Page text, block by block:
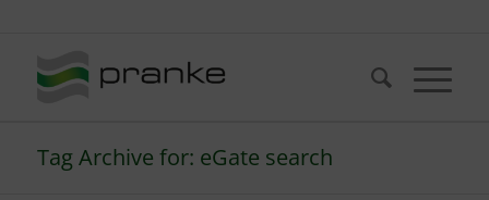
Tag Archive for: eGate search